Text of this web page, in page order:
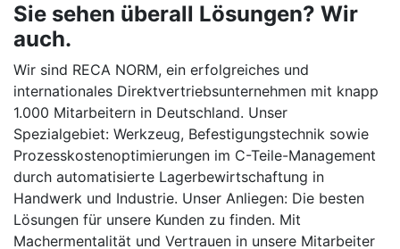
Sie sehen überall Lösungen? Wir
auch.
Wir sind RECA NORM, ein erfolgreiches und
internationales Direktvertriebsunternehmen mit knapp
1.000 Mitarbeitern in Deutschland. Unser
Spezialgebiet: Werkzeug, Befestigungstechnik sowie
Prozesskostenoptimierungen im C-Teile-Management
durch automatisierte Lagerbewirtschaftung in
Handwerk und Industrie. Unser Anliegen: Die besten
Lösungen für unsere Kunden zu finden. Mit
Machermentalität und Vertrauen in unsere Mitarbeiter